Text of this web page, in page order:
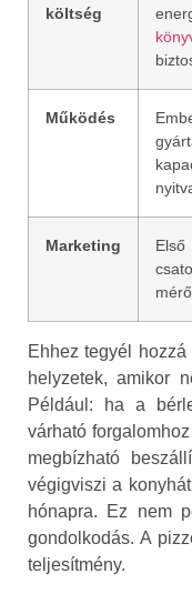
költség
Működés
Marketing
Ehhez tegyél hozzá
helyzetek, amikor
Például: ha a
várható
megbízható
végigviszi a
hónapra. Ez nem
gondolkodás. A
teljesítmény.